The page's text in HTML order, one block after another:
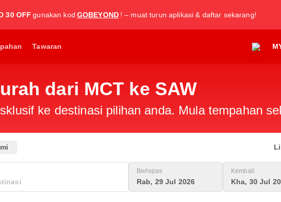
30 OFF gunakan kod GOBEYOND ! – muat turun aplikasi & daftar sekarang!
Tawaran
dari MCT ke SAW
ke destinasi pilihan anda. Mula tempahan
Berlepas
Rab, 29 Jul 2026
Kembali
Kha, 30 Jul